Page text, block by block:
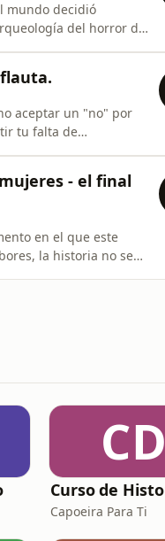
mundo decidió
del horror de
aceptar un "no" por
tu falta de
@relat
- el final
en el que este
la historia no se
CD
Capoeira Para Ti